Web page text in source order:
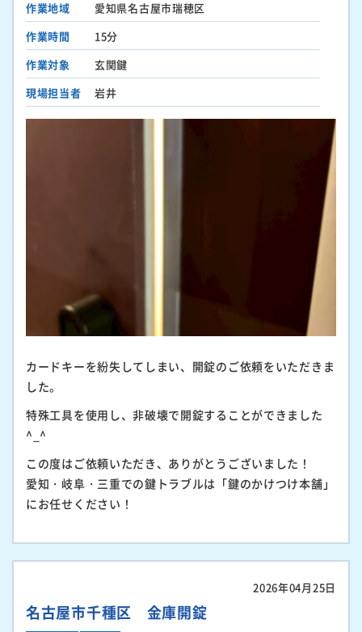
作業地域
愛知県名古屋市瑞穂区
作業時間
15分
作業対象
玄関鍵
現場担当者
岩井
カードキーを紛失してしまい、開錠のご依頼をいただきま
した。
特殊工具を使用し、非破壊で開錠することができました
^_^
この度はご依頼いただき、ありがとうございました！
愛知・岐阜・三重での鍵トラブルは「鍵のかけつけ本舗」
にお任せください！
2026年04月25日
名古屋市千種区 金庫開錠